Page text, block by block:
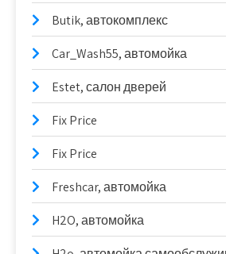
Butik, автокомплекс
Car_Wash55, автомойка
Estet, салон дверей
Fix Price
Fix Price
Freshcar, автомойка
H2O, автомойка